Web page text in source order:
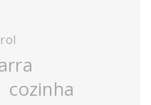
cozinha